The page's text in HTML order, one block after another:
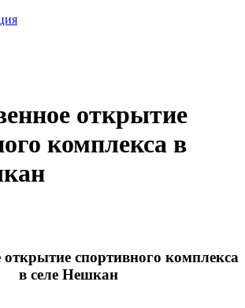
открытие
комплекса в
открытие спортивного комплекса
в селе Нешкан